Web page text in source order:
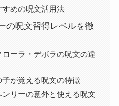
すめの呪文活用法
の呪文習得レベルを徹
ローラ・デボラの呪文の違
子が覚える呪文の特徴
リーの意外と使える呪文